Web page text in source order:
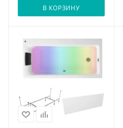
силиконовый
подголовник, лицевой
В КОРЗИНУ